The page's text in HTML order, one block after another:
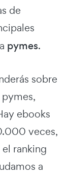
de
pymes.
sobre
ebooks
veces,
ranking
a